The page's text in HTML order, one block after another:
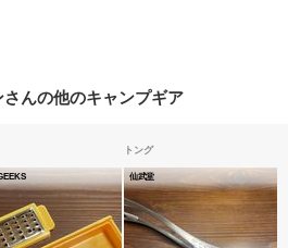
んの他のキャンプギア
トング
仙武堂